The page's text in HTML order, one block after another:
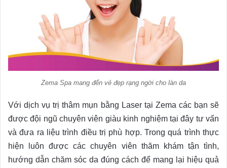
Zema Spa mang đến vẻ đẹp rạng ngời cho làn da
Với dịch vụ trị thâm mụn bằng Laser tại Zema các bạn sẽ
được đội ngũ chuyên viên giàu kinh nghiệm tại đây tư vấn
và đưa ra liệu trình điều trị phù hợp. Trong quá trình thực
hiện luôn được các chuyên viên thăm khám tận tình,
hướng dẫn chăm sóc da đúng cách để mang lại hiệu quả